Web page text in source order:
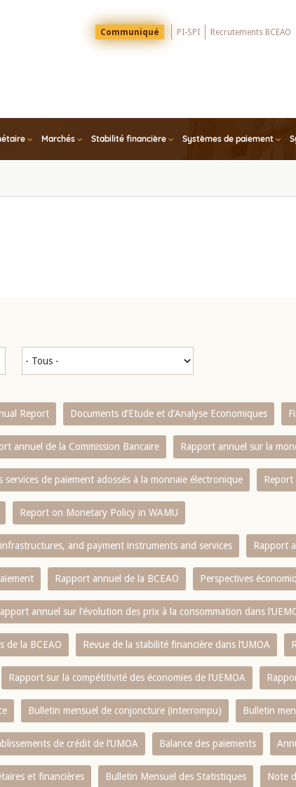
Menu
Top
Communiqué PI-SPI Recrutements BCEAO
Marchés Stabilité financière Systèmes de paiement
Report Documents d’Etude et d’Analyse Economiques
annuel de la Commission Bancaire Rapport annuel sur la
de paiement adossés à la monnaie électronique Report
Report on Monetary Policy in WAMU
and payment instruments and services Rapport
Rapport annuel de la BCEAO Perspectives
annuel sur l‘évolution des prix à la consommation dans
de la BCEAO Revue de la stabilité financière dans l‘UMOA
Rapport sur la compétitivité des économies de l‘UEMOA
Bulletin mensuel de conjoncture (interrompu) Bulletin
de crédit de l‘UMOA Balance des paiements
et financières Bulletin Mensuel des Statistiques Note